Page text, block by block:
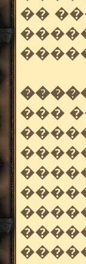
��
���